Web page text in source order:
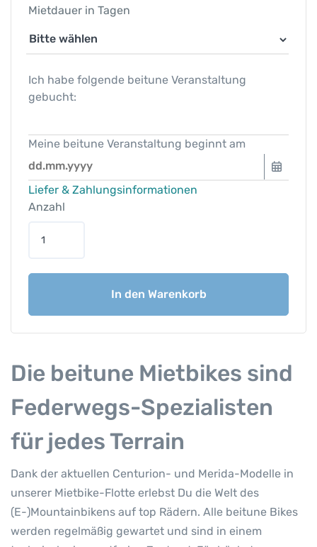
Mietdauer in Tagen
Ich habe folgende beitune Veranstaltung
gebucht:
Meine beitune Veranstaltung beginnt am
Liefer & Zahlungsinformationen
Anzahl
t
n
e
i
e
b
i
k
e
C
e
n
In den Warenkorb
Die beitune Mietbikes sind
Federwegs-Spezialisten
für jedes Terrain
Dank der aktuellen Centurion- und Merida-Modelle in
unserer Mietbike-Flotte erlebst Du die Welt des
(E-)Mountainbikens auf top Rädern. Alle beitune Bikes
werden regelmäßig gewartet und sind in einem